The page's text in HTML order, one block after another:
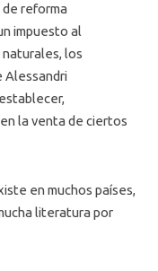
reforma
impuesto al
los
Alessandri
la venta de ciertos
en muchos países,
literatura por